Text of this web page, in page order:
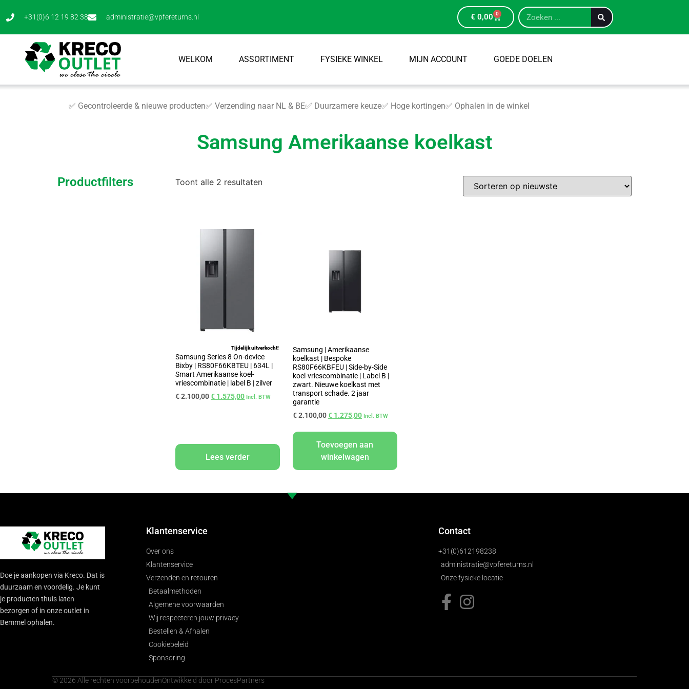
+31(0)6 12 19 82 38 administratie@vpfereturns.nl € 0,00 0
WELKOM ASSORTIMENT FYSIEKE WINKEL MIJN ACCOUNT GOEDE DOELEN
✅ Gecontroleerde & nieuwe producten✅ Verzending naar NL & BE✅ Duurzamere keuze✅ Hoge kortingen✅ Ophalen in de winkel
Samsung Amerikaanse koelkast
Productfilters Toont alle 2 resultaten
Tijdelijk uitverkocht!
Samsung Series 8 On-device
Bixby | RS80F66KBTEU | 634L |
Smart Amerikaanse koel-
vriescombinatie | label B | zilver
€2.100,00€ 1.575,00 Incl. BTW
Lees verder
Samsung | Amerikaanse
koelkast | Bespoke
RS80F66KBFEU | Side-by-Side
koel-vriescombinatie | Label B |
zwart. Nieuwe koelkast met
transport schade. 2 jaar
garantie
€2.100,00€ 1.275,00 Incl. BTW
Toevoegen aan
winkelwagen
Doe je aankopen via Kreco. Dat is
duurzaam en voordelig. Je kunt
je producten thuis laten
bezorgen of in onze outlet in
Bemmel ophalen.
Klantenservice
Over ons
Klantenservice
Verzenden en retouren
Betaalmethoden
Algemene voorwaarden
Wij respecteren jouw privacy
Bestellen & Afhalen
Cookiebeleid
Sponsoring
Contact
+31(0)612198238
administratie@vpfereturns.nl
Onze fysieke locatie
© 2026 Alle rechten voorbehoudenOntwikkeld door ProcesPartners